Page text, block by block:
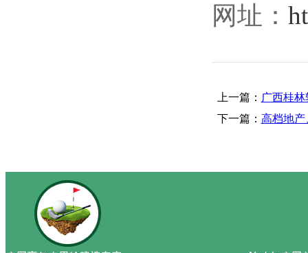
网址：
上一篇： 广西桂
下一篇： 高档地产